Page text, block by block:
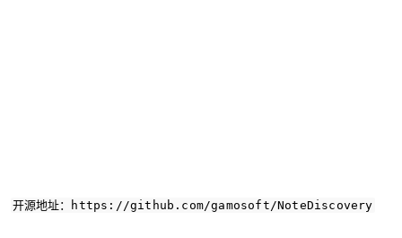
开源地址： https : //github.com/gamosoft/NoteDiscovery